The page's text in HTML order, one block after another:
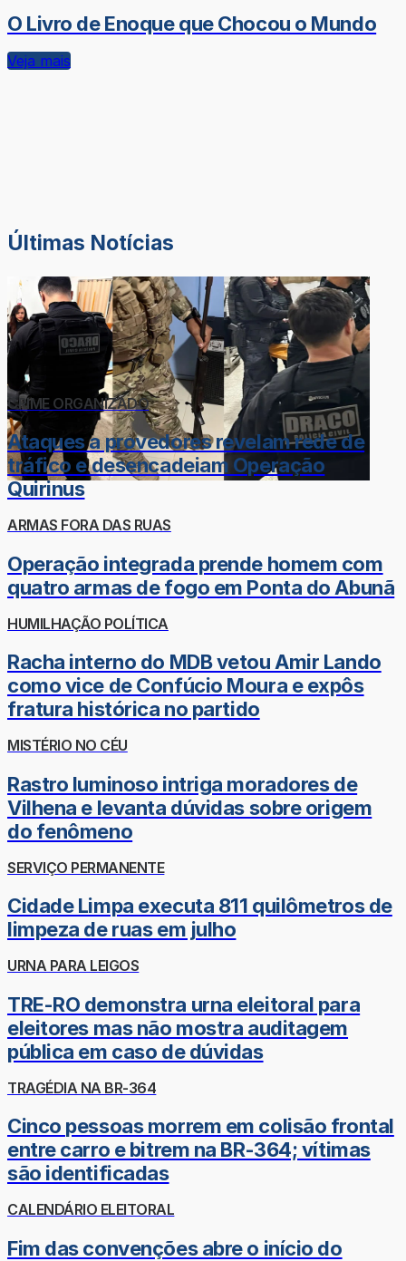
O Livro de Enoque que Chocou o Mundo
Veja mais
Últimas Notícias
CRIME ORGANIZADO
Ataques a provedores revelam rede de
tráfico e desencadeiam Operação
Quirinus
ARMAS FORA DAS RUAS
Operação integrada prende homem com
quatro armas de fogo em Ponta do Abunã
HUMILHAÇÃO POLÍTICA
Racha interno do MDB vetou Amir Lando
como vice de Confúcio Moura e expôs
fratura histórica no partido
MISTÉRIO NO CÉU
Rastro luminoso intriga moradores de
Vilhena e levanta dúvidas sobre origem
do fenômeno
SERVIÇO PERMANENTE
Cidade Limpa executa 811 quilômetros de
limpeza de ruas em julho
URNA PARA LEIGOS
TRE-RO demonstra urna eleitoral para
eleitores mas não mostra auditagem
pública em caso de dúvidas
TRAGÉDIA NA BR-364
Cinco pessoas morrem em colisão frontal
entre carro e bitrem na BR-364; vítimas
são identificadas
CALENDÁRIO ELEITORAL
Fim das convenções abre o início do